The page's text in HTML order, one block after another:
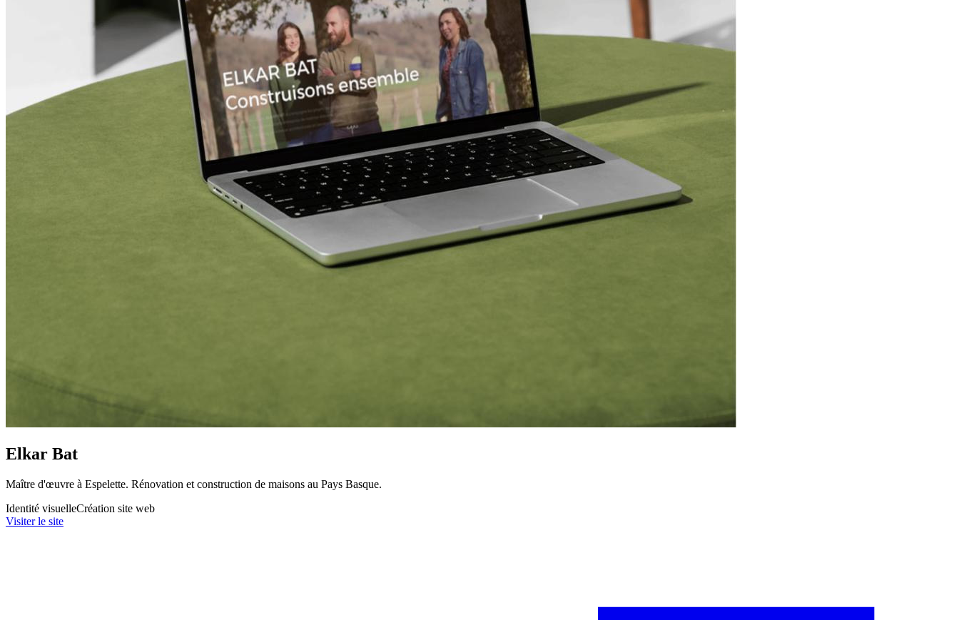
Elkar Bat
Maître d'œuvre à Espelette. Rénovation et construction de maisons au Pays Basque.
Identité visuelleCréation site web
Visiter le site